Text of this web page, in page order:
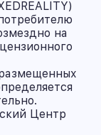
на
Центр